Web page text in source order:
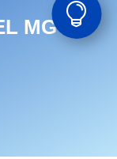

MGT-